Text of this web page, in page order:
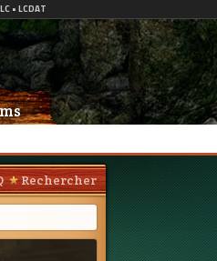
Rechercher